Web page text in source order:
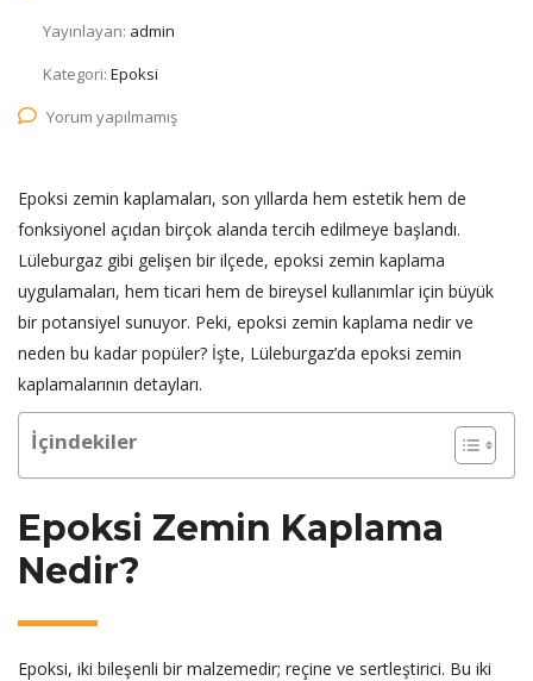
Yayınlayan: admin
Kategori: Epoksi
Yorum yapılmamış
Epoksi zemin kaplamaları, son yıllarda hem estetik hem de
fonksiyonel açıdan birçok alanda tercih edilmeye başlandı.
Lüleburgaz gibi gelişen bir ilçede, epoksi zemin kaplama
uygulamaları, hem ticari hem de bireysel kullanımlar için büyük
bir potansiyel sunuyor. Peki, epoksi zemin kaplama nedir ve
neden bu kadar popüler? İşte, Lüleburgaz’da epoksi zemin
kaplamalarının detayları.
İçindekiler
Epoksi Zemin Kaplama
Nedir?
Epoksi, iki bileşenli bir malzemedir; reçine ve sertleştirici. Bu iki